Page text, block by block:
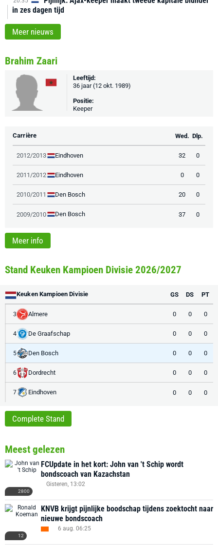
in zes dagen tijd
Meer nieuws
Brahim Zaari
Leeftijd:
36 jaar (12 okt. 1989)
Positie:
Keeper
Carrière Wed. Dlp.
2012/2013 Eindhoven 32 0
2011/2012 Eindhoven 0 0
2010/2011 Den Bosch 20 0
2009/2010 Den Bosch 37 0
Meer info
Stand Keuken Kampioen Divisie 2026/2027
Keuken Kampioen Divisie GS DS PT
3 Almere 0 0 0
4 De Graafschap 0 0 0
5 Den Bosch 0 0 0
6 Dordrecht 0 0 0
7 Eindhoven 0 0 0
Complete Stand
Meest gelezen
2800
FCUpdate in het kort: John van 't Schip wordt
bondscoach van Kazachstan
Gisteren, 13:02
12
KNVB krijgt pijnlijke boodschap tijdens zoektocht naar
nieuwe bondscoach
6 aug. 06:25